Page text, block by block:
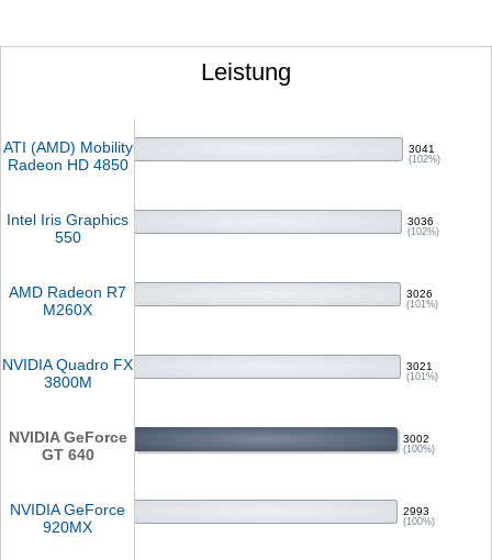
Leistung
ATI (AMD) Mobility
Radeon HD 4850
3041
(102%)
Intel Iris Graphics
550
3036
(102%)
AMD Radeon R7
M260X
3026
(101%)
NVIDIA Quadro FX
3800M
3021
(101%)
NVIDIA GeForce
GT 640
3002
(100%)
NVIDIA GeForce
920MX
2993
(100%)